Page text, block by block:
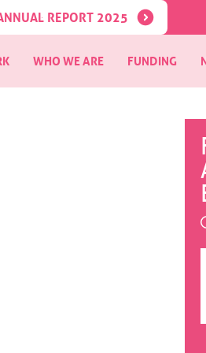
REPORT 2025
WHO WE ARE FUNDING